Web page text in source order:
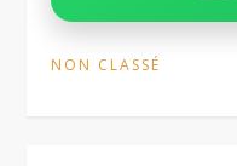
NON CLASSÉ